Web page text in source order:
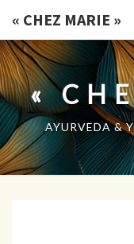
« CHEZ MARIE »
«
AYURVEDA &